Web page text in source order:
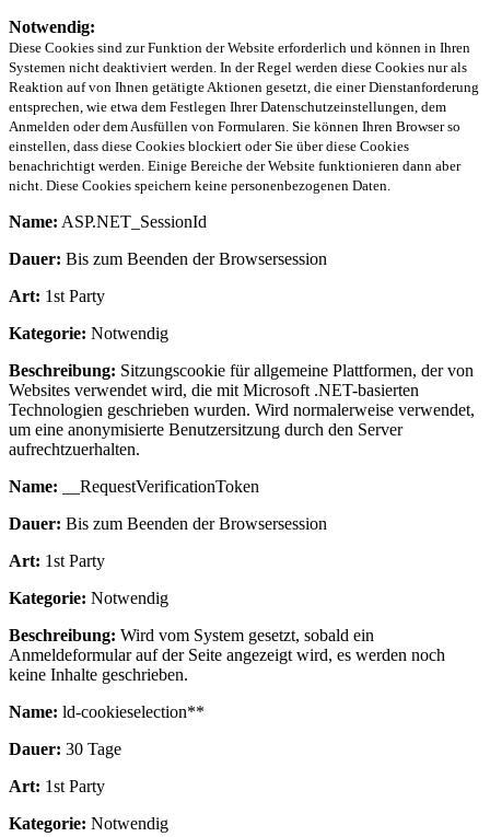
Notwendig:
Diese Cookies sind zur Funktion der Website erforderlich und können in Ihren
Systemen nicht deaktiviert werden. In der Regel werden diese Cookies nur als
Reaktion auf von Ihnen getätigte Aktionen gesetzt, die einer Dienstanforderung
entsprechen, wie etwa dem Festlegen Ihrer Datenschutzeinstellungen, dem
Anmelden oder dem Ausfüllen von Formularen. Sie können Ihren Browser so
einstellen, dass diese Cookies blockiert oder Sie über diese Cookies
benachrichtigt werden. Einige Bereiche der Website funktionieren dann aber
nicht. Diese Cookies speichern keine personenbezogenen Daten.
Name: ASP.NET_SessionId
Dauer: Bis zum Beenden der Browsersession
Art: 1st Party
Kategorie: Notwendig
Beschreibung: Sitzungscookie für allgemeine Plattformen, der von
Websites verwendet wird, die mit Microsoft .NET-basierten
Technologien geschrieben wurden. Wird normalerweise verwendet,
um eine anonymisierte Benutzersitzung durch den Server
aufrechtzuerhalten.
Name: __RequestVerificationToken
Dauer: Bis zum Beenden der Browsersession
Art: 1st Party
Kategorie: Notwendig
Beschreibung: Wird vom System gesetzt, sobald ein
Anmeldeformular auf der Seite angezeigt wird, es werden noch
keine Inhalte geschrieben.
Name: ld-cookieselection**
Dauer: 30 Tage
Art: 1st Party
Kategorie: Notwendig